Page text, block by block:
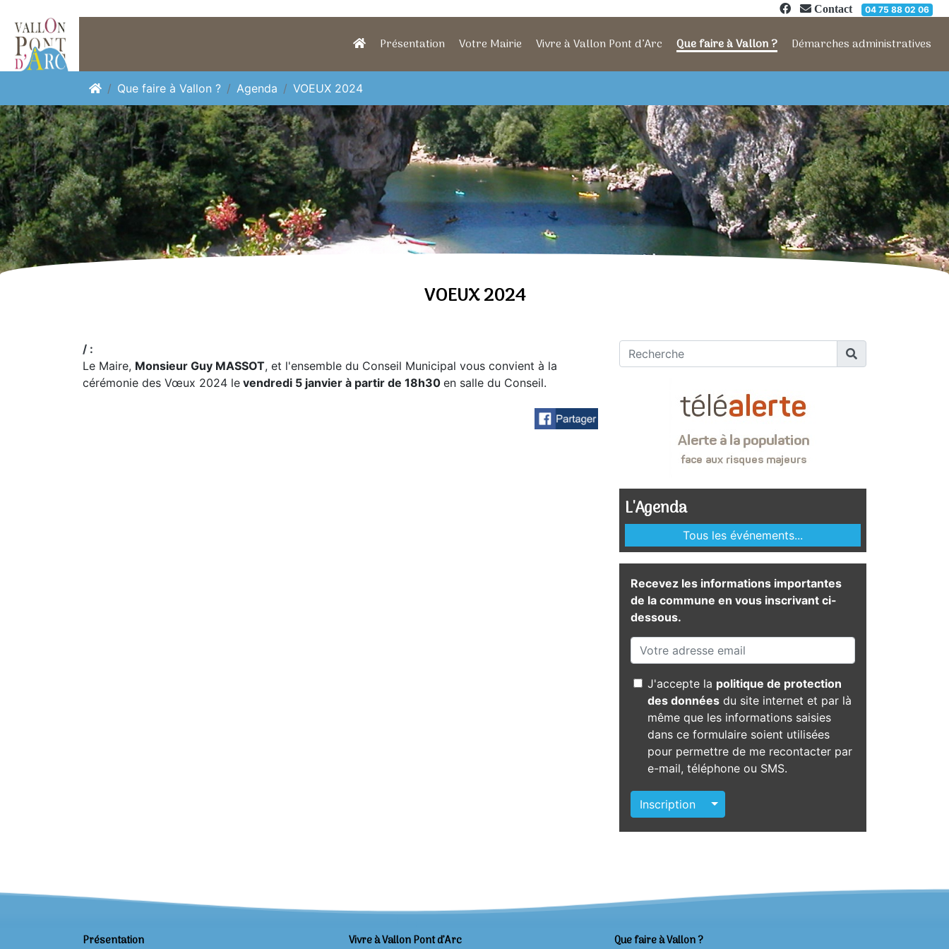
Contact 04 75 88 02 06
Présentation Votre Mairie Vivre à Vallon Pont d’Arc Que faire à Vallon ? Démarches administratives
Que faire à Vallon ? Agenda VOEUX 2024
VOEUX 2024
/ :
Le Maire, Monsieur Guy MASSOT, et l'ensemble du Conseil Municipal vous convient à la
cérémonie des Vœux 2024 le vendredi 5 janvier à partir de 18h30 en salle du Conseil.
L'Agenda
Tous les événements...
Recevez les informations importantes
de la commune en vous inscrivant ci-
dessous.
J'accepte la politique de protection
des données du site internet et par là
même que les informations saisies
dans ce formulaire soient utilisées
pour permettre de me recontacter par
e-mail, téléphone ou SMS.
Inscription Autres actions
Présentation Vivre à Vallon Pont d’Arc Que faire à Vallon ?